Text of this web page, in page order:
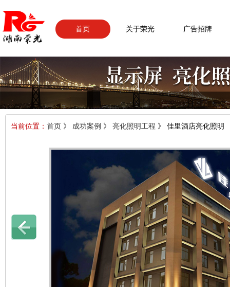
首页 关于荣光 广告招牌
当前位置： 首页 》 成功案例 》 亮化照明工程 》 佳里酒店亮化照明